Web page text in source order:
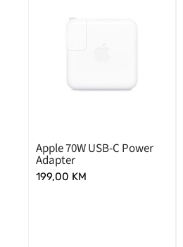
Apple 70W USB-C Power
Adapter
199,00 KM